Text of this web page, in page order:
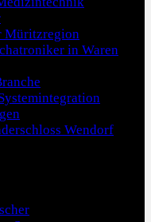
Müritzregion
in Waren
Wendorf